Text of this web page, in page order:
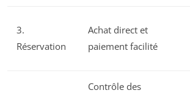
3.
Réservation
Achat direct et
paiement facilité
Contrôle des